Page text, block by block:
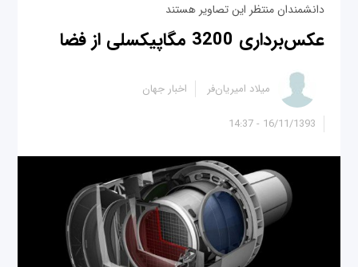
دانشمندان منتظر این تصاویر هستند
عکس‌برداری 3200 مگاپیکسلی از فضا
16/11/1393 - 14:37
میلاد امیریان‌فر اخبار جهان